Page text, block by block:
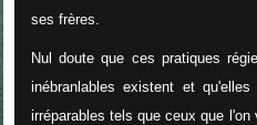
ses frères.
Nul doute que ces pratiques
inébranlables existent et
irréparables tels que ceux que